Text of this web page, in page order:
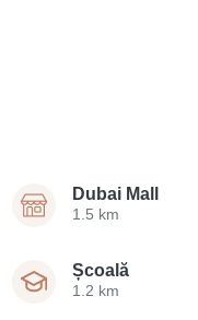
Dubai Mall
1.5 km
Școală
1.2 km